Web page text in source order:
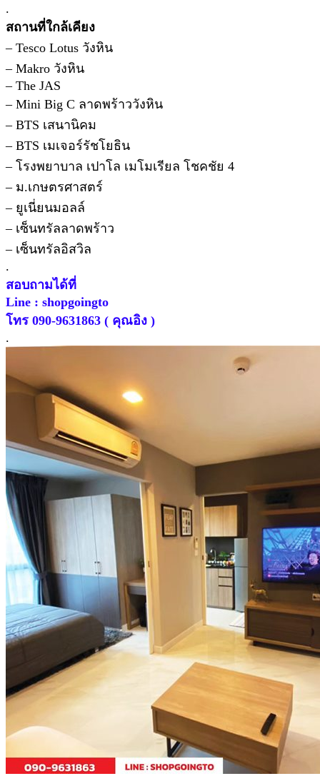
.
สถานที่ใกล้เคียง
– Tesco Lotus วังหิน
– Makro วังหิน
– The JAS
– Mini Big C ลาดพร้าววังหิน
– BTS เสนานิคม
– BTS เมเจอร์รัชโยธิน
– โรงพยาบาล เปาโล เมโมเรียล โชคชัย 4
– ม.เกษตรศาสตร์
– ยูเนี่ยนมอลล์
– เซ็นทรัลลาดพร้าว
– เซ็นทรัลอิสวิล
.
สอบถามได้ที่
Line : shopgoingto
โทร 090-9631863 ( คุณอิง )
.